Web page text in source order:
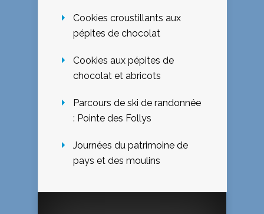
Cookies croustillants aux
pépites de chocolat
Cookies aux pépites de
chocolat et abricots
Parcours de ski de randonnée
: Pointe des Follys
Journées du patrimoine de
pays et des moulins